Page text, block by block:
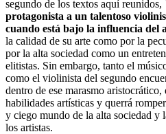
segundo de los textos aquí reunidos,
protagonista a un talentoso
cuando está bajo la influencia del
la calidad de su arte como por la
por la alta sociedad como un
elitistas. Sin embargo, tanto el
como el violinista del segundo
dentro de ese marasmo
habilidades artísticas y querrá
y ciego mundo de la alta sociedad y
los artistas.